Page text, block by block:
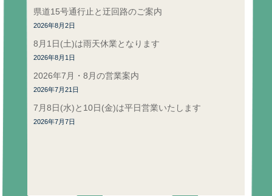
県道15号通行止と迂回路のご案内
2026年8月2日
8月1日(土)は雨天休業となります
2026年8月1日
2026年7月・8月の営業案内
2026年7月21日
7月8日(水)と10日(金)は平日営業いたします
2026年7月7日